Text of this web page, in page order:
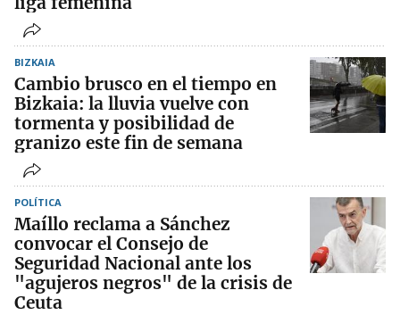
BIZKAIA
Cambio brusco en el tiempo en
Bizkaia: la lluvia vuelve con
tormenta y posibilidad de
granizo este fin de semana
POLÍTICA
Maíllo reclama a Sánchez
convocar el Consejo de
Seguridad Nacional ante los
"agujeros negros" de la crisis de
Ceuta